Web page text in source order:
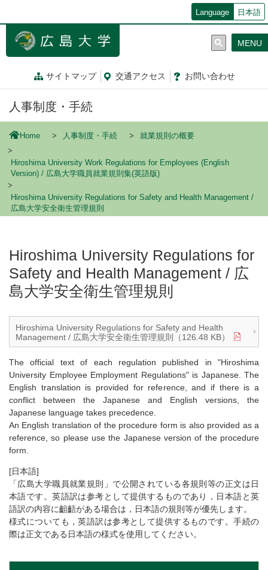
ン
Language 日本語
サイトマップ 交通アクセス お問い合わせ
MENU
人事制度・手続
Home 人事制度・手続 就業規則の概要
Hiroshima University Work Regulations for Employees (English
Version) / 広島大学職員就業規則集(英語版)
Hiroshima University Regulations for Safety and Health Management /
広島大学安全衛生管理規則
Hiroshima University Regulations for
Safety and Health Management / 広
島大学安全衛生管理規則
Hiroshima University Regulations for Safety and Health
Management / 広島大学安全衛生管理規則（126.48 KB）
The official text of each regulation published in "Hiroshima
University Employee Employment Regulations" is Japanese. The
English translation is provided for reference, and if there is a
conflict between the Japanese and English versions, the
Japanese language takes precedence.
An English translation of the procedure form is also provided as a
reference, so please use the Japanese version of the procedure
form.
[日本語]
「広島大学職員就業規則」で公開されている各規則等の正文は日
本語です。英語訳は参考として提供するものであり，日本語と英
語訳の内容に齟齬がある場合は，日本語の規則等が優先します。
様式についても，英語訳は参考として提供するものです。手続の
際は正文である日本語の様式を使用してください。